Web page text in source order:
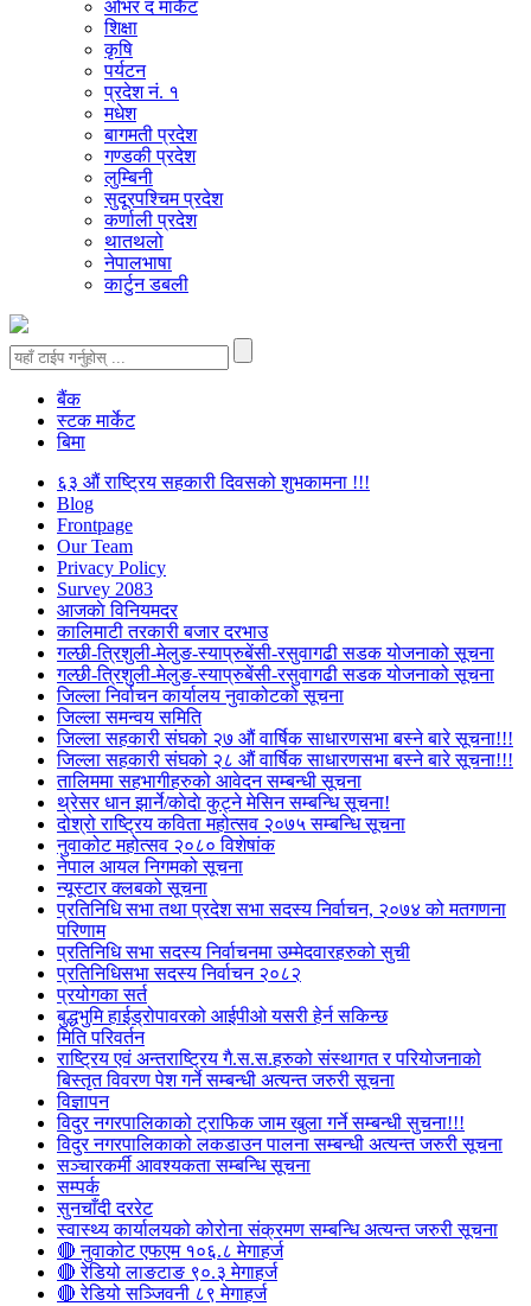
ओभर द मार्केट
शिक्षा
कृषि
पर्यटन
प्रदेश नं. १
मधेश
बागमती प्रदेश
गण्डकी प्रदेश
लुम्बिनी
सुदूरपश्चिम प्रदेश
कर्णाली प्रदेश
थातथलो
नेपालभाषा
कार्टुन डबली
बैंक
स्टक मार्केट
बिमा
६३ औं राष्ट्रिय सहकारी दिवसको शुभकामना !!!
Blog
Frontpage
Our Team
Privacy Policy
Survey 2083
आजकाे विनियमदर
कालिमाटी तरकारी बजार दरभाउ
गल्छी-त्रिशुली-मेलुङ-स्याप्रुबेंसी-रसुवागढी सडक योजनाको सूचना
गल्छी-त्रिशुली-मेलुङ-स्याप्रुबेंसी-रसुवागढी सडक योजनाको सूचना
जिल्ला निर्वाचन कार्यालय नुवाकोटको सूचना
जिल्ला समन्वय समिति
जिल्ला सहकारी संघको २७ औं वार्षिक साधारणसभा बस्ने बारे सूचना!!!
जिल्ला सहकारी संघको २८ औं वार्षिक साधारणसभा बस्ने बारे सूचना!!!
तालिममा सहभागीहरुको आवेदन सम्बन्धी सूचना
थ्रेसर धान झार्ने/काेदाे कुट्ने मेसिन सम्बन्धि सूचना!
दोश्रो राष्ट्रिय कविता महोत्सव २०७५ सम्बन्धि सूचना
नुवाकोट महोत्सव २०८० विशेषांक
नेपाल आयल निगमको सूचना
न्यूस्टार क्लबको सूचना
प्रतिनिधि सभा तथा प्रदेश सभा सदस्य निर्वाचन, २०७४ को मतगणना
परिणाम
प्रतिनिधि सभा सदस्य निर्वाचनमा उम्मेदवारहरुको सुची
प्रतिनिधिसभा सदस्य निर्वाचन २०८२
प्रयोगका सर्त
बुद्धभुमि हाईड्रोपावरको आईपीओ यसरी हेर्न सकिन्छ
मिति परिवर्तन
राष्ट्रिय एवं अन्तराष्ट्रिय गै.स.स.हरुको संस्थागत र परियोजनाको
बिस्तृत विवरण पेश गर्ने सम्बन्धी अत्यन्त जरुरी सूचना
विज्ञापन
विदुर नगरपालिकाको ट्राफिक जाम खुला गर्ने सम्बन्धी सुचना!!!
विदुर नगरपालिकाको लकडाउन पालना सम्बन्धी अत्यन्त जरुरी सूचना
सञ्चारकर्मी आवश्यकता सम्बन्धि सूचना
सम्पर्क
सुनचाँदी दररेट
स्वास्थ्य कार्यालयको कोरोना संक्रमण सम्बन्धि अत्यन्त जरुरी सूचना
🔴 नुवाकोट एफएम १०६.८ मेगाहर्ज
🔴 रेडियो लाङटाङ ९०.३ मेगाहर्ज
🔴 रेडियो सञ्जिवनी ८९ मेगाहर्ज